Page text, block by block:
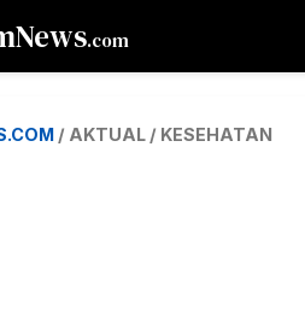
.com
/ AKTUAL / KESEHATAN